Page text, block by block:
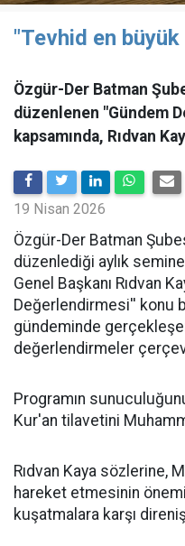
"Tevhid en
Özgür-Der Batman
düzenlenen "Gündem
kapsamında, Rıdvan
19 Nisan 2026
​Özgür-Der Batman
düzenlediği aylık
Genel Başkanı Rıdvan
Değerlendirmesi'' konu
gündeminde
değerlendirmeler
Programın
Kur'an tilavetini
Rıdvan Kaya sözlerine,
hareket etmesinin
kuşatmalara karşı